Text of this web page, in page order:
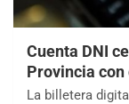
Cuenta DNI
Provincia
La billetera